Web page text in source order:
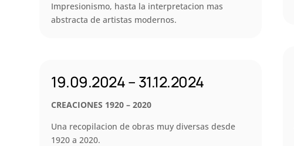
Impresionismo, hasta la interpretacion mas
abstracta de artistas modernos.
19.09.2024 – 31.12.2024
CREACIONES 1920 – 2020
Una recopilacion de obras muy diversas desde
1920 a 2020.